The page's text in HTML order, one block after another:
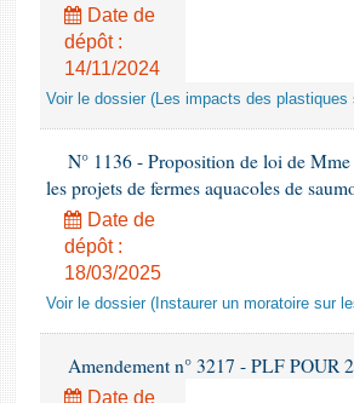
Date de
dépôt :
14/11/2024
Voir le dossier (Les impacts des plastiques
N° 1136 - Proposition de loi de
les projets de fermes aquacoles de
Date de
dépôt :
18/03/2025
Voir le dossier (Instaurer un moratoire sur
Amendement n° 3217 - PLF POUR
Date de